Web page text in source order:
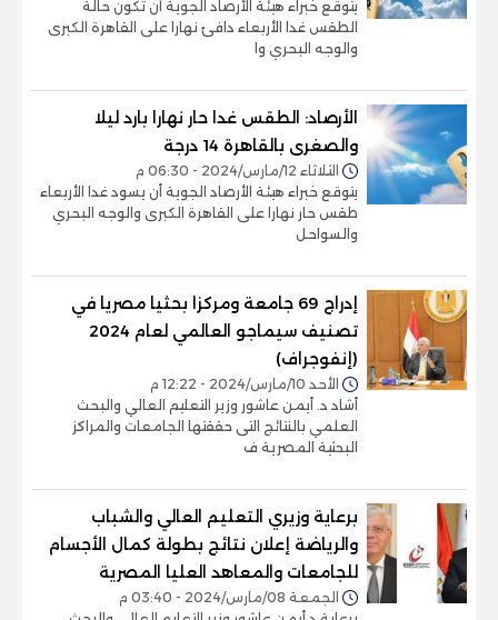
يتوقع خبراء هيئة الأرصاد الجوية أن تكون حالة
الطقس غدا الأربعاء دافئ نهارا على القاهرة الكبرى
والوجه البحري وا
الأرصاد: الطقس غدا حار نهارا بارد ليلا
والصغرى بالقاهرة 14 درجة
الثلاثاء 12/مارس/2024 - 06:30 م
يتوقع خبراء هيئة الأرصاد الجوية أن يسود غدا الأربعاء
طقس حار نهارا على القاهرة الكبرى والوجه البحري
والسواحل
إدراج 69 جامعة ومركزا بحثيا مصريا في
تصنيف سيماجو العالمي لعام 2024
(إنفوجراف)
الأحد 10/مارس/2024 - 12:22 م
أشاد د. أيمن عاشور وزير التعليم العالي والبحث
العلمي بالنتائج التى حققتها الجامعات والمراكز
البحثية المصرية ف
برعاية وزيري التعليم العالي والشباب
والرياضة إعلان نتائج بطولة كمال الأجسام
للجامعات والمعاهد العليا المصرية
الجمعة 08/مارس/2024 - 03:40 م